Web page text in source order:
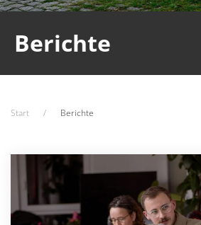
Berichte
Start Berichte